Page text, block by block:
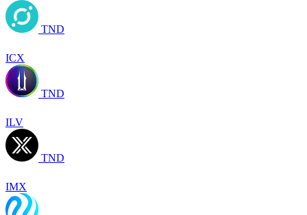
TND
ICX
TND
ILV
TND
IMX